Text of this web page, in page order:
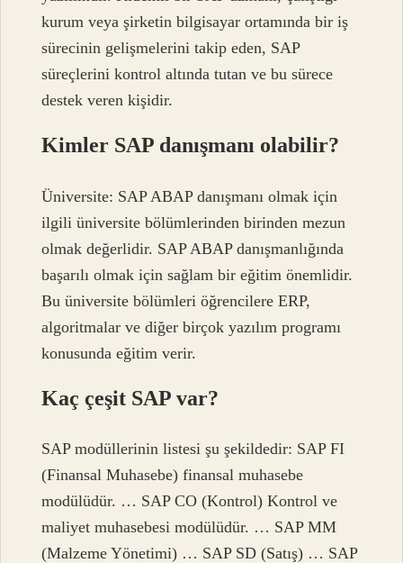
kurum veya şirketin bilgisayar ortamında bir iş
sürecinin gelişmelerini takip eden, SAP
süreçlerini kontrol altında tutan ve bu sürece
destek veren kişidir.
Kimler SAP danışmanı olabilir?
Üniversite: SAP ABAP danışmanı olmak için
ilgili üniversite bölümlerinden birinden mezun
olmak değerlidir. SAP ABAP danışmanlığında
başarılı olmak için sağlam bir eğitim önemlidir.
Bu üniversite bölümleri öğrencilere ERP,
algoritmalar ve diğer birçok yazılım programı
konusunda eğitim verir.
Kaç çeşit SAP var?
SAP modüllerinin listesi şu şekildedir: SAP FI
(Finansal Muhasebe) finansal muhasebe
modülüdür. … SAP CO (Kontrol) Kontrol ve
maliyet muhasebesi modülüdür. … SAP MM
(Malzeme Yönetimi) … SAP SD (Satış) … SAP